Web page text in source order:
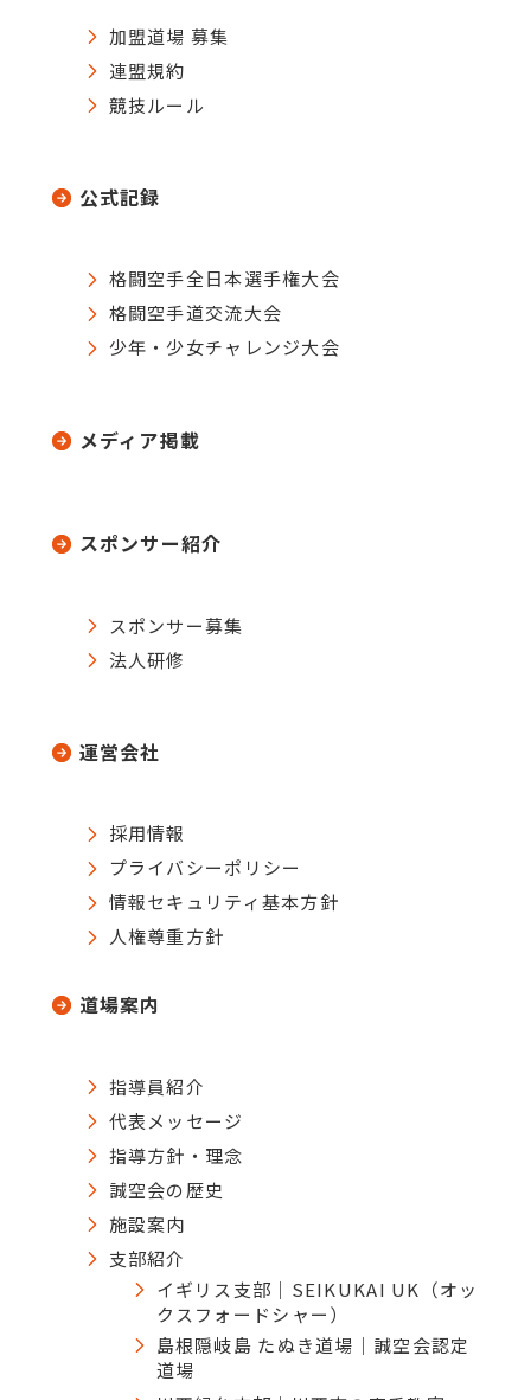
道場案内
指導員紹介
代表メッセージ
指導方針・理念
誠空会の歴史
施設案内
支部紹介
イギリス支部｜SEIKUKAI UK（オッ
クスフォードシャー）
島根隠岐島 たぬき道場｜誠空会認定
道場
加盟道場 募集
連盟規約
競技ルール
公式記録
格闘空手全日本選手権大会
格闘空手道交流大会
少年・少女チャレンジ大会
メディア掲載
スポンサー紹介
スポンサー募集
法人研修
運営会社
採用情報
プライバシーポリシー
情報セキュリティ基本方針
人権尊重方針